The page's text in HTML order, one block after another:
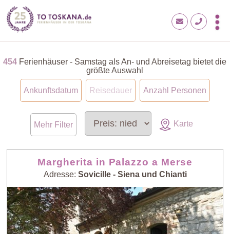
454 Ferienhäuser - Samstag als An- und Abreisetag bietet die
größte Auswahl
Ankunftsdatum Reisedauer Anzahl Personen
Mehr Filter Karte
Margherita in Palazzo a Merse
Adresse: Sovicille - Siena und Chianti